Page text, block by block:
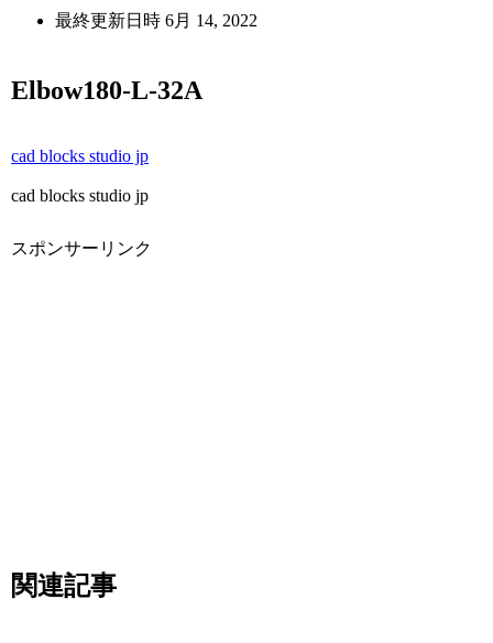
最終更新日時6月 14, 2022
Elbow180-L-32A
cad blocks studio jp
cad blocks studio jp
スポンサーリンク
関連記事